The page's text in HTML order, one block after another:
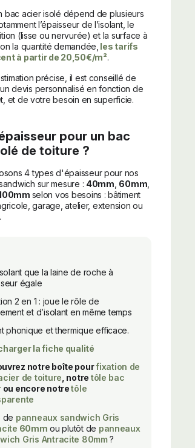
bac acier isolé dépend de plusieurs
l’épaisseur de l’isolant, le
(lisse ou nervurée) et la surface à
la quantité demandée, les tarifs
à partir de 20,50€/m².
précise, il est conseillé de
devis personnalisé en fonction de
et de votre besoin en superficie.
pour un bac
de toiture ?
4 types d'épaisseur pour nos
sur mesure : 40mm 60mm
selon vos besoins : bâtiment
garage, atelier, extension ou
que la laine de roche à
égale
2 en 1 : joue le rôle de
et d’isolant en même temps
phonique et thermique efficace.
la fiche qualité
notre boîte pourfixation de
de toiture , notre tôle bac
ou encore notretôle
de panneaux sandwich Gris
60mm ou plutôt de panneaux
Gris Antracite 80mm?